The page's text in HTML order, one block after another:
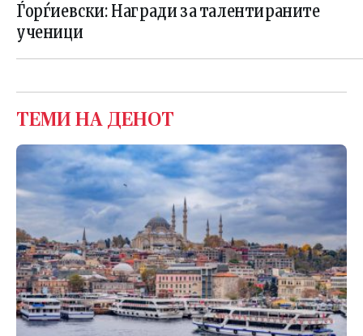
Ѓорѓиевски: Награди за талентираните
ученици
ТЕМИ НА ДЕНОТ